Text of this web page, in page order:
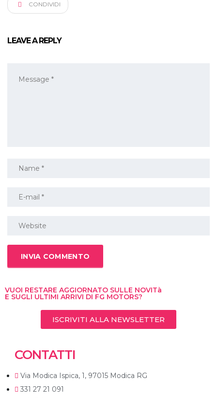
CONDIVIDI
LEAVE A REPLY
VUOI RESTARE AGGIORNATO SULLE NOVITà
E SUGLI ULTIMI ARRIVI DI FG MOTORS?
ISCRIVITI ALLA NEWSLETTER
CONTATTI
Via Modica Ispica, 1, 97015 Modica RG
331 27 21 091